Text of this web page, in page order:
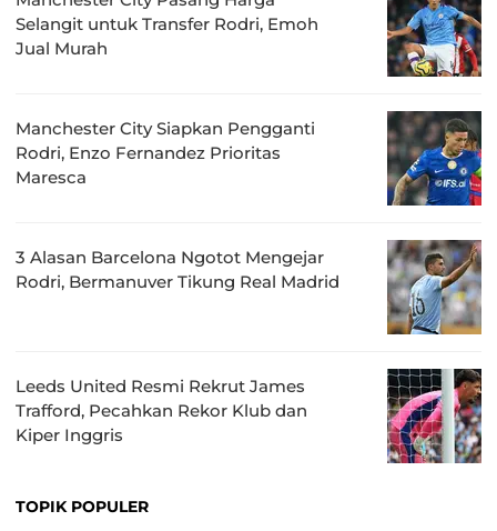
Selangit untuk Transfer Rodri, Emoh
Jual Murah
Manchester City Siapkan Pengganti
Rodri, Enzo Fernandez Prioritas
Maresca
3 Alasan Barcelona Ngotot Mengejar
Rodri, Bermanuver Tikung Real Madrid
Leeds United Resmi Rekrut James
Trafford, Pecahkan Rekor Klub dan
Kiper Inggris
TOPIK POPULER